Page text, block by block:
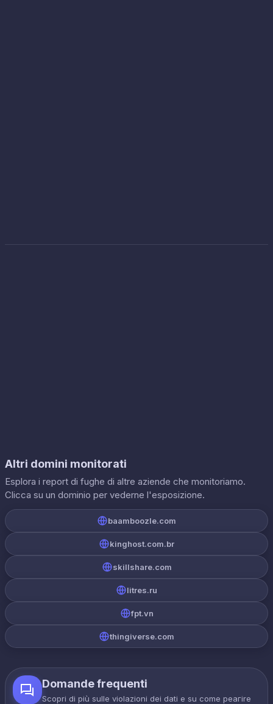
Altri domini monitorati
Esplora i report di fughe di altre aziende che monitoriamo.
Clicca su un dominio per vederne l'esposizione.
baamboozle.com
kinghost.com.br
skillshare.com
litres.ru
fpt.vn
thingiverse.com
Domande frequenti
Scopri di più sulle violazioni dei dati e su come реагire